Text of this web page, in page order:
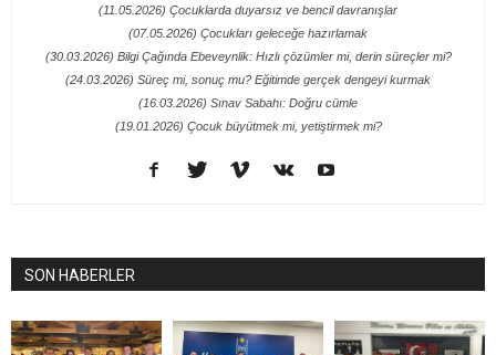
(11.05.2026) Çocuklarda duyarsız ve bencil davranışlar
(07.05.2026) Çocukları geleceğe hazırlamak
(30.03.2026) Bilgi Çağında Ebeveynlik: Hızlı çözümler mi, derin süreçler mi?
(24.03.2026) Süreç mi, sonuç mu? Eğitimde gerçek dengeyi kurmak
(16.03.2026) Sınav Sabahı: Doğru cümle
(19.01.2026) Çocuk büyütmek mi, yetiştirmek mi?
SON HABERLER